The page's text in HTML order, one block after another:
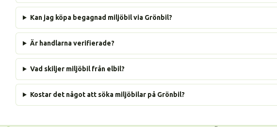
Kan jag köpa begagnad miljöbil via Grönbil?
Är handlarna verifierade?
Vad skiljer miljöbil från elbil?
Kostar det något att söka miljöbilar på Grönbil?